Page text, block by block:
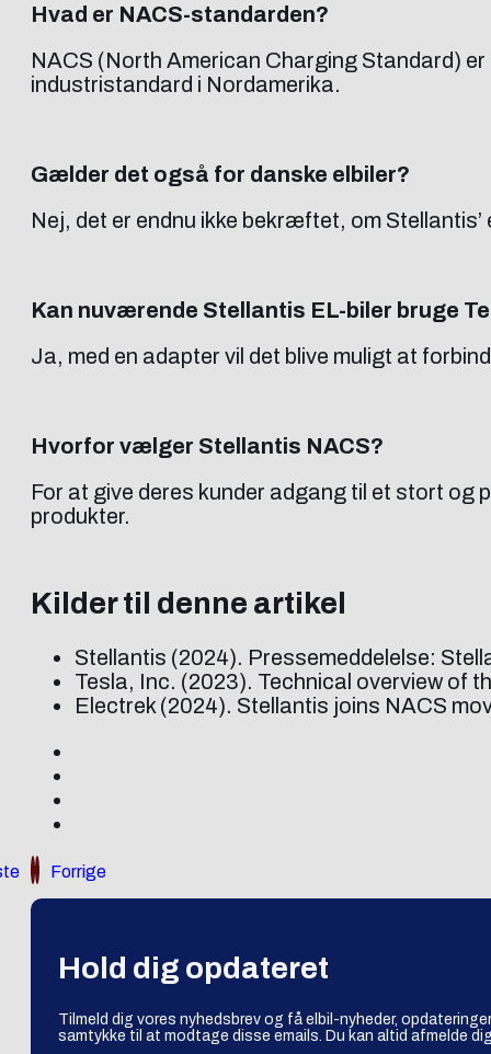
Hvad er NACS-standarden?
NACS (North American Charging Standard)
industristandard i Nordamerika.
Gælder det også for danske elbiler?
Nej, det er endnu ikke bekræftet, om
Kan nuværende Stellantis EL-biler bruge
Ja, med en adapter vil det blive muligt at
Hvorfor vælger Stellantis NACS?
For at give deres kunder adgang til et stort
produkter.
Kilder til denne artikel
Stellantis (2024). Pressemeddelelse:
Tesla, Inc. (2023). Technical overview of
Electrek (2024). Stellantis joins NACS
Forrige
Hold dig opdateret
Tilmeld dig vores nyhedsbrev og få elbil-nyheder,
samtykke til at modtage disse emails. Du kan altid afmelde